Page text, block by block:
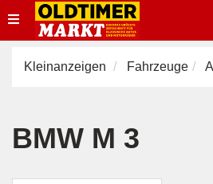
Toggle
navigation
Kleinanzeigen Fahrzeuge
BMW M 3